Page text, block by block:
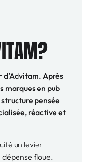
d’Advitam. Après
marques en pub
structure pensée
réactive et
un levier
floue.